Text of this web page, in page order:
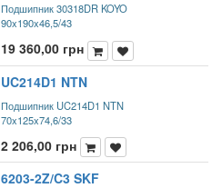
Подшипник 30318DR KOYO
90x190x46,5/43
19 360,00 грн
UC214D1 NTN
Подшипник UC214D1 NTN
70x125x74,6/33
2 206,00 грн
6203-2Z/C3 SKF